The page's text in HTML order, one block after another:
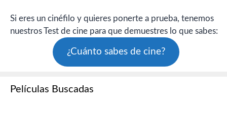
Si eres un cinéfilo y quieres ponerte a prueba, tenemos
nuestros Test de cine para que demuestres lo que sabes:
¿Cuánto sabes de cine?
Películas Buscadas